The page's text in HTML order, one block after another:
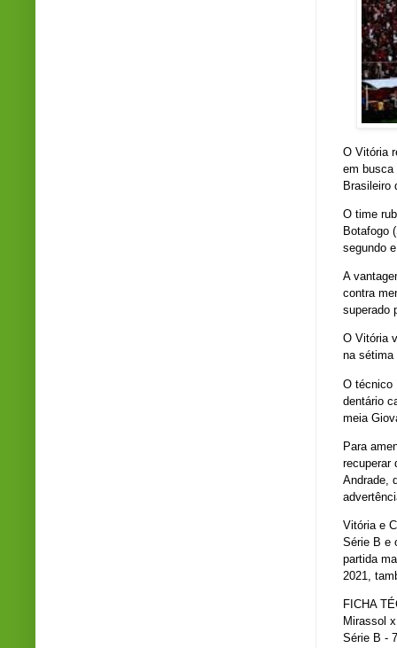
O Vitória
em busca
Brasileiro
O time
Botafogo
segundo
A
contra
superado
O Vitória
na sétima
O técnico
dentário
meia
Para
recuperar
Andrade,
Vitória e
Série B e
partida
2021,
FICHA
Mirassol
Série B -